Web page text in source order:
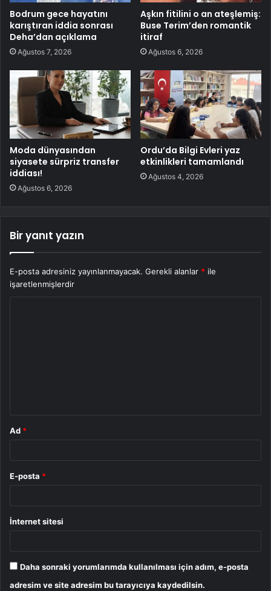
Bodrum gece hayatını
karıştıran iddia sonrası
Deha’dan açıklama
Ağustos 7, 2026
Aşkın fitilini o an ateşlemiş:
Buse Terim’den romantik
itiraf
Ağustos 6, 2026
Moda dünyasından
siyasete sürpriz transfer
iddiası!
Ağustos 6, 2026
Ordu’da Bilgi Evleri yaz
etkinlikleri tamamlandı
Ağustos 4, 2026
Bir yanıt yazın
E-posta adresiniz yayınlanmayacak. Gerekli alanlar * ile
işaretlenmişlerdir
Ad *
E-posta *
İnternet sitesi
Daha sonraki yorumlarımda kullanılması için adım, e-posta
adresim ve site adresim bu tarayıcıya kaydedilsin.